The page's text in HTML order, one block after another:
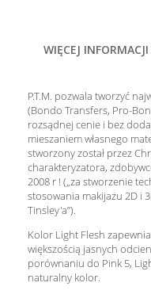
WIĘCEJ INFORMACJI
P.T.M. pozwala tworzyć
(Bondo Transfers, Pro-
rozsądnej cenie i bez
mieszaniem własnego
stworzony został przez
charakteryzatora,
2008 r ! („za stworzenie
stosowania makijażu 2D i
Tinsley'a”).
Kolor Light Flesh
większością jasnych
porównaniu do Pink 5,
naturalny kolor.